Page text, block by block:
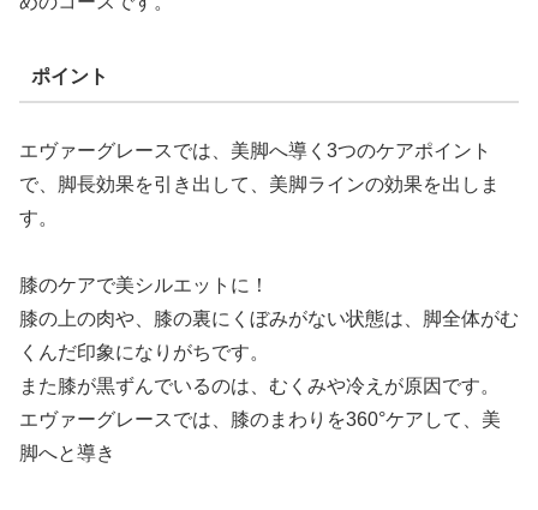
ポイント
エヴァーグレースでは、美脚へ導く3つのケアポイント
で、脚長効果を引き出して、美脚ラインの効果を出しま
す。
膝のケアで美シルエットに！
膝の上の肉や、膝の裏にくぼみがない状態は、脚全体がむ
くんだ印象になりがちです。
また膝が黒ずんでいるのは、むくみや冷えが原因です。
エヴァーグレースでは、膝のまわりを360°ケアして、美
脚へと導き